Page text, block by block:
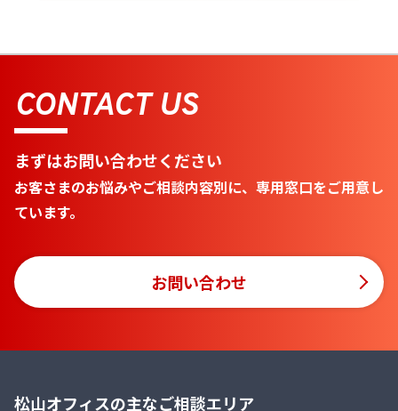
CONTACT US
まずはお問い合わせください
お客さまのお悩みやご相談内容別に、専用窓口をご用意し
ています。
お問い合わせ
松山オフィスの主なご相談エリア